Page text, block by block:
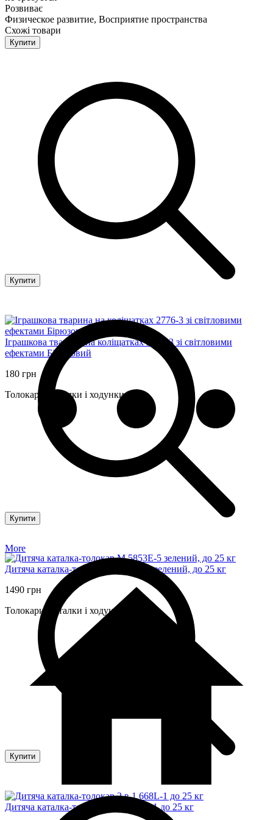
Розвиває
Физическое развитие, Восприятие пространства
Схожі товари
Купити
Іграшкова тварина на коліщатках 2776-3 зі світловими
ефектами Бірюзовий
180 грн
Толокари, каталки і ходунки
Купити
Дитяча каталка-толокар M 5853E-5 зелений, до 25 кг
1490 грн
Толокари, каталки і ходунки
Купити
Дитяча каталка-толокар 2 в 1 668L-1 до 25 кг
Купити
More